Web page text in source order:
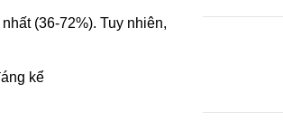
(36-72%). Tuy nhiên,
kể